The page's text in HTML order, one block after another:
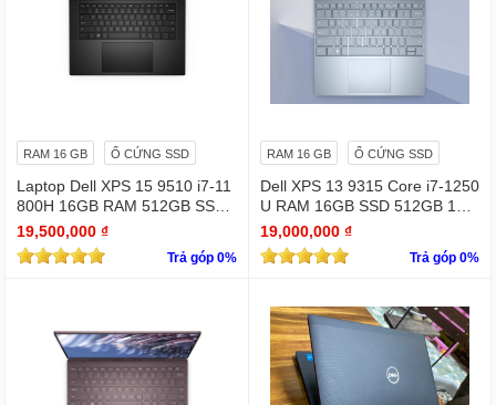
RAM 16 GB Ổ CỨNG SSD
Laptop Dell XPS 15 9510 i7-11
800H 16GB RAM 512GB SSD
RTX 3050 15.6 inches 4K Touc
hscreen
19,500,000 ₫
Trả góp 0%
RAM 16 GB Ổ CỨNG SSD
Dell XPS 13 9315 Core i7-1250
U RAM 16GB SSD 512GB 13.
4" 4K Touchscreen
19,000,000 ₫
Trả góp 0%